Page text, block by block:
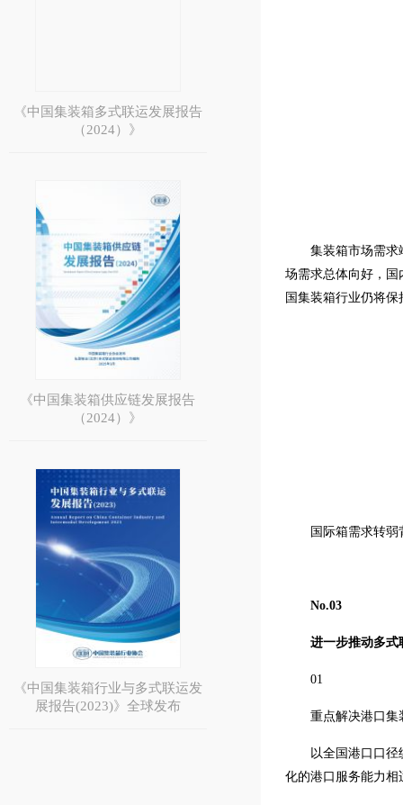
《中国集装箱多式联运发展报告
（2024）》
《中国集装箱供应链发展报告
（2024）》
《中国集装箱行业与多式联运发
展报告(2023)》全球发布
集装箱市场需求
场需求总体向好，
国集装箱行业仍将
国际箱需求转
No.03
进一步推动多式
01
重点解决港口集
以全国港口口
化的港口服务能力